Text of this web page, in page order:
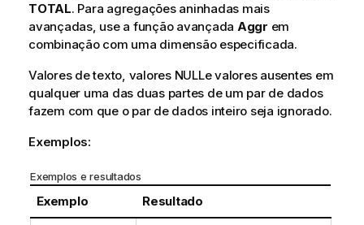
TOTAL. Para agregações aninhadas mais
avançadas, use a função avançada Aggr em
combinação com uma dimensão especificada.
Valores de texto, valores NULLe valores ausentes em
qualquer uma das duas partes de um par de dados
fazem com que o par de dados inteiro seja ignorado.
Exemplos:
Exemplos e resultados
Exemplo Resultado